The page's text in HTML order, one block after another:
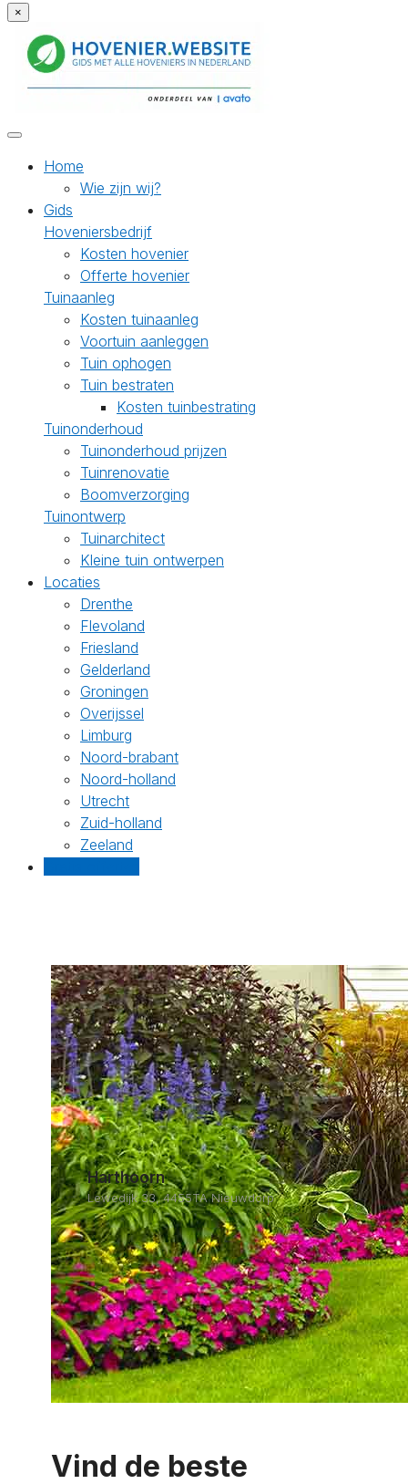
×
Home
Wie zijn wij?
Gids
Hoveniersbedrijf
Kosten hovenier
Offerte hovenier
Tuinaanleg
Kosten tuinaanleg
Voortuin aanleggen
Tuin ophogen
Tuin bestraten
Kosten tuinbestrating
Tuinonderhoud
Tuinonderhoud prijzen
Tuinrenovatie
Boomverzorging
Tuinontwerp
Tuinarchitect
Kleine tuin ontwerpen
Locaties
Drenthe
Flevoland
Friesland
Gelderland
Groningen
Overijssel
Limburg
Noord-brabant
Noord-holland
Utrecht
Zuid-holland
Zeeland
Harthoorn
Lewedijk 33, 4455TA Nieuwdorp
Vind de beste